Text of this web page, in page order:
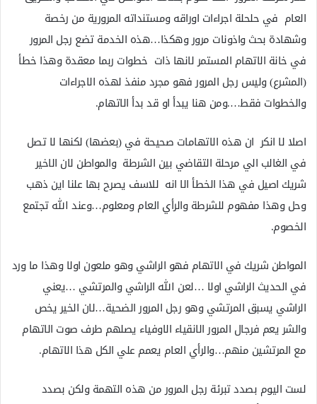
العام في حلحلة اجراءات اوراقه ومستنداته المرورية من رخصة
وشهادة بحث واذونات مرور وهكذا…هذه الخدمة تضع رجل المرور
في خانة الاتهام المستمر لانها ذات خطوات ربما معقدة وهذا خطأ
(المشرع) وليس رجل المرور فهو مجرد منفذ لهذه الاجراءات
والخطوات فقط….ومن هنا يبدأ او قد بدأ الاتهام.
اصلا لا انكر ان هذه الاتهامات صحيحة في (بعضها) لكنها لا تصل
في الغالب الي مرحلة التقاضي بين الشرطة والمواطن لان الاخير
شريك اصيل في هذا الخطأ الا انه للاسف يصرح بها علنا اين ذهب
وحل وهذا مفهوم للشرطة والرأي العام ومعلوم…وعند الله تجتمع
الخصوم.
المواطن شريك في الاتهام فهو الراشي وهو ملعون اولا وهذا ما ورد
في الحديث الراشي اولا …لعن الله الراشي والمرتشي …يعني
الراشي يسبق المرتشي وهو رجل المرور الضحية…لان الخير يخص
والشر يعم فرجال المرور الانقياء الاوفياء يصلهم طرف صوت الاتهام
مع المرتشين منهم…والرأي العام يعمم علي الكل هذا الاتهام.
لست اليوم بصدد تبرئة رجل المرور من هذه التهمة ولكن بصدد